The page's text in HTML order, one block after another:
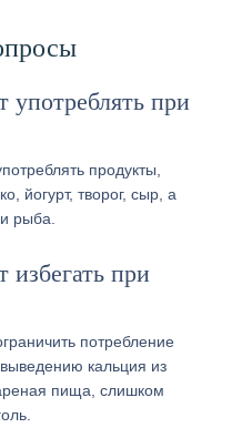
употреблять при
продукты,
йогурт, творог, сыр, а
рыба.
избегать при
потребление
кальция из
пища, слишком